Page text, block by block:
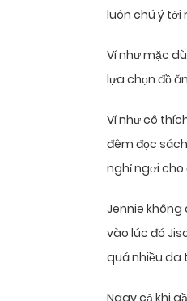
luôn chú ý tới
Ví như mặc
lựa chọn đồ
Ví như cô
đêm đọc
nghỉ ngơi cho
Jennie không
vào lúc đó
quá nhiều da